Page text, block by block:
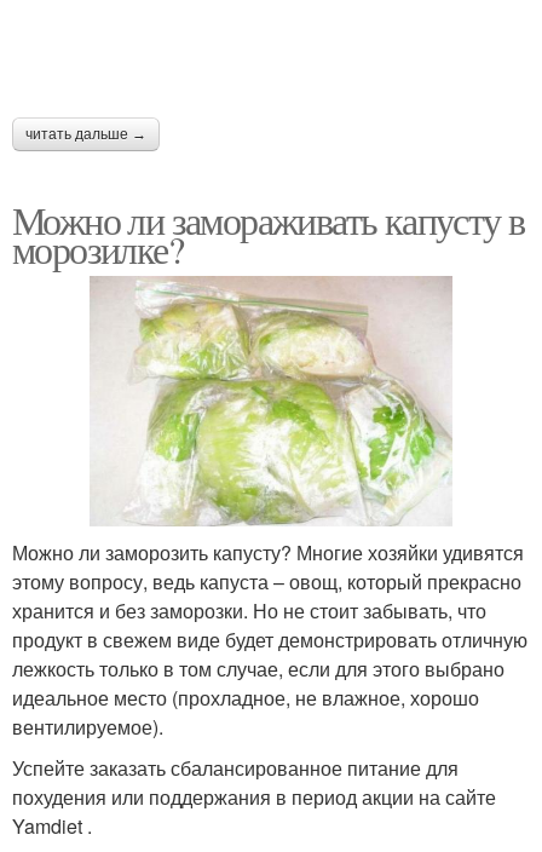
читать дальше →
Можно ли замораживать капусту в
морозилке?
Можно ли заморозить капусту? Многие хозяйки удивятся
этому вопросу, ведь капуста – овощ, который прекрасно
хранится и без заморозки. Но не стоит забывать, что
продукт в свежем виде будет демонстрировать отличную
лежкость только в том случае, если для этого выбрано
идеальное место (прохладное, не влажное, хорошо
вентилируемое).
Успейте заказать сбалансированное питание для
похудения или поддержания в период акции на сайте
Yamdiet .